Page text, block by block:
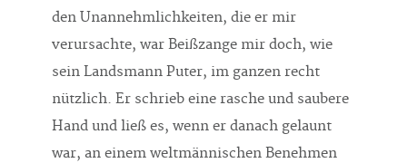
den Unannehmlichkeiten, die er mir
verursachte, war Beißzange mir doch, wie
sein Landsmann Puter, im ganzen recht
nützlich. Er schrieb eine rasche und saubere
Hand und ließ es, wenn er danach gelaunt
war, an einem weltmännischen Benehmen